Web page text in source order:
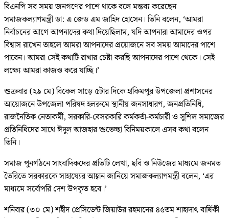
বিএনপি সব সময় জনগণের পাশে থাকে বলে মন্তব্য করেছেন
সমাজকল্যাণমন্ত্রী ডা: এ জেড এম জাহিদ হোসেন। তিনি বলেন, ‘আমরা
নির্বাচনের আগে আপনাদের কথা দিয়েছিলাম, যদি আপনারা আমাদের ওপর
বিশ্বাস রাখেন তাহলে আমরা আপনাদের প্রয়োজনে সব সময় আমাদের পাশে
পাবেন। আমরা সেই কথাটি রাখার চেষ্টা করছি আপনাদের পাশে থেকে। সেই
লক্ষ্যে আমরা কাজও করে যাচ্ছি।’
শুক্রবার (২৯ মে) বিকেল সাড়ে ৫টার দিকে হাকিমপুর উপজেলা প্রশাসনের
আয়োজনে উপজেলা পরিষদ হলরুমে স্থানীয় জনসাধারণ, জনপ্রতিনিধি,
রাজনৈতিক নেতাকর্মী, সরকারি-বেসরকারি কর্মকর্তা-কর্মচারী ও সুশিল সমাজের
প্রতিনিধিদের সাথে ঈদুল আজহার শুভেচ্ছা বিনিময়কালে এসব কথা বলেন
তিনি।
সমাজ পুনর্গঠনে সাংবাদিকদের প্রতিটি লেখা, ছবি ও নিউজের মাধ্যমে জনমত
তৈরিতে সরকারকে সাহায্যের আহ্বান জানিয়ে সমাজকল্যাণমন্ত্রী বলেন, ‘এর
মাধ্যমে সর্বোপরি দেশ উপকৃত হবে।’
শনিবার (৩০ মে) শহীদ প্রেসিডেন্ট জিয়াউর রহমানের ৪৫তম শাহাদাৎ বার্ষিকী